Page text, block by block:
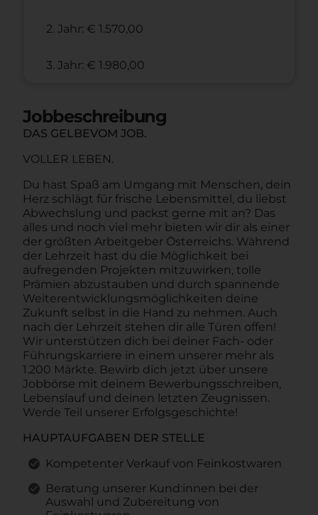
2. Jahr: € 1.570,00
3. Jahr: € 1.980,00
Jobbeschreibung
DAS GELBEVOM JOB.
VOLLER LEBEN.
Du hast Spaß am Umgang mit Menschen, dein
Herz schlägt für frische Lebensmittel, du liebst
Abwechslung und packst gerne mit an? Das
alles und noch viel mehr bieten wir dir als einer
der größten Arbeitgeber Österreichs. Während
der Lehrzeit hast du die Möglichkeit bei
aufregenden Projekten mitzuwirken, tolle
Prämien abzustauben und durch spannende
Weiterentwicklungsmöglichkeiten deine
Zukunft selbst in die Hand zu nehmen. Auch
nach der Lehrzeit stehen dir alle Türen offen!
Wir unterstützen dich bei deiner Fach- oder
Führungskarriere in einem unserer mehr als
1.200 Märkte. Bewirb dich jetzt über unsere
Jobbörse mit deinem Bewerbungsschreiben,
Lebenslauf und deinen letzten Zeugnissen.
Werde Teil unserer Erfolgsgeschichte!
HAUPTAUFGABEN DER STELLE
Kompetenter Verkauf von Feinkostwaren
Beratung unserer Kund:innen bei der
Auswahl und Zubereitung von